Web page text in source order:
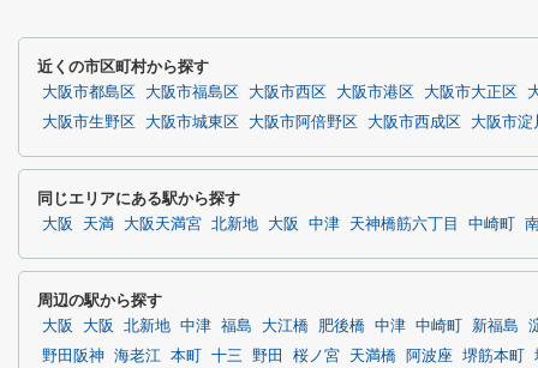
近くの市区町村から探す
大阪市都島区 大阪市福島区 大阪市西区 大阪市港区 大阪市大正区
大阪市生野区
大阪市城東区 大阪市阿倍野区 大阪市西成区 大阪市淀
同じエリアにある駅から探す
大阪 天満 大阪天満宮 北新地 大阪 中津 天神橋筋六丁目 中崎町
周辺の駅から探す
大阪 大阪 北新地 中津 福島 大江橋 肥後橋 中津 中崎町 新福島
野田阪神 海老江 本町 十三 野田 桜ノ宮 天満橋 阿波座 堺筋本町